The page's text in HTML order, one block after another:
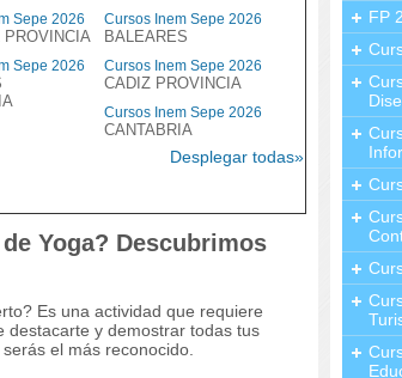
Sepe 2026
PROVINCIA
Cursos Inem Sepe 2026
BALEARES
Sepe 2026 Cursos Inem Sepe 2026
CADIZ PROVINCIA
Cursos Inem Sepe 2026
CANTABRIA
Desplegar todas»
Yoga? Descubrimos
Es una actividad que requiere
destacarte y demostrar todas tus
el más reconocido.
FP